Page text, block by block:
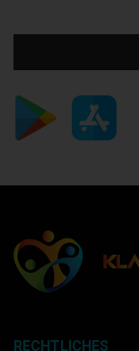
RECHTLICHES